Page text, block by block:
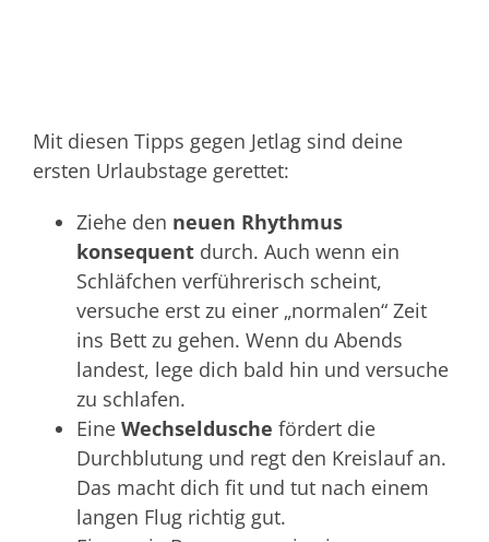
Mit diesen Tipps gegen Jetlag sind deine
ersten Urlaubstage gerettet:
Ziehe den neuen Rhythmus
konsequent durch. Auch wenn ein
Schläfchen verführerisch scheint,
versuche erst zu einer „normalen“ Zeit
ins Bett zu gehen. Wenn du Abends
landest, lege dich bald hin und versuche
zu schlafen.
Eine Wechseldusche fördert die
Durchblutung und regt den Kreislauf an.
Das macht dich fit und tut nach einem
langen Flug richtig gut.